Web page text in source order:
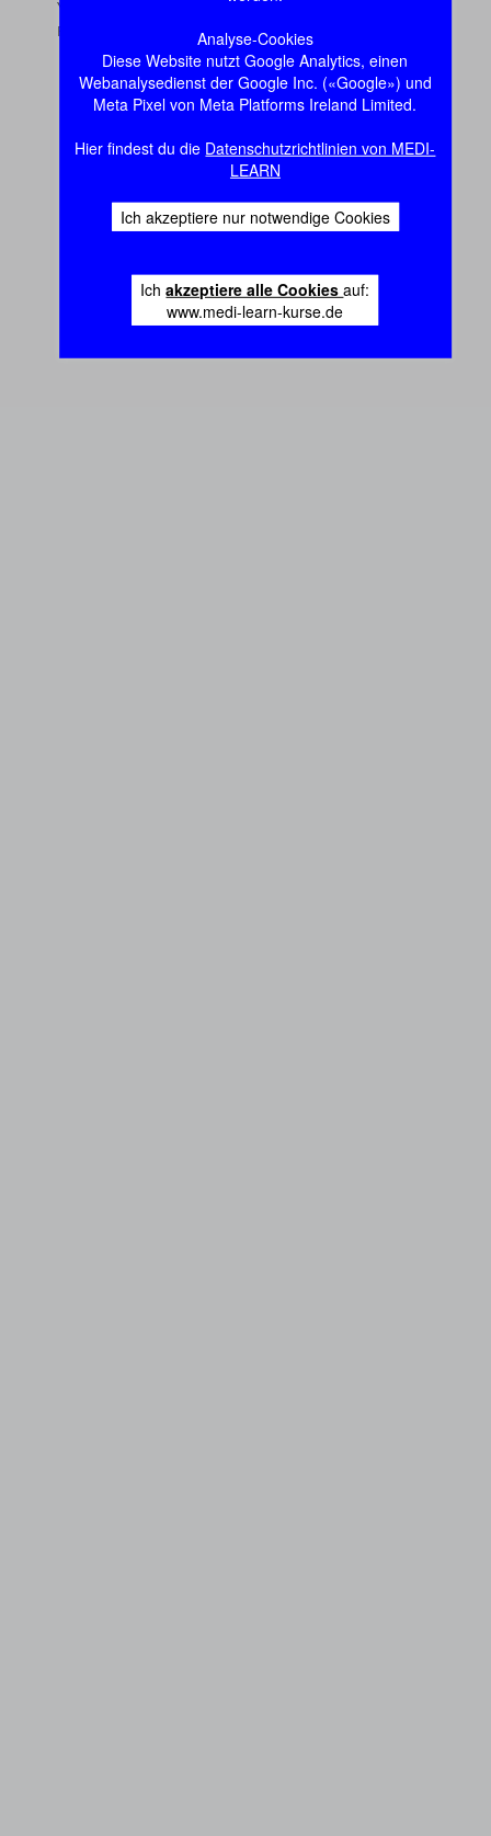
Analyse-Cookies
Diese Website nutzt Google Analytics, einen
Webanalysedienst der Google Inc. («Google») und
Meta Pixel von Meta Platforms Ireland Limited.
Hier findest du die Datenschutzrichtlinien von MEDI-
LEARN
Ich akzeptiere nur notwendige Cookies
Ichakzeptiere alle Cookiesauf:
www.medi-learn-kurse.de